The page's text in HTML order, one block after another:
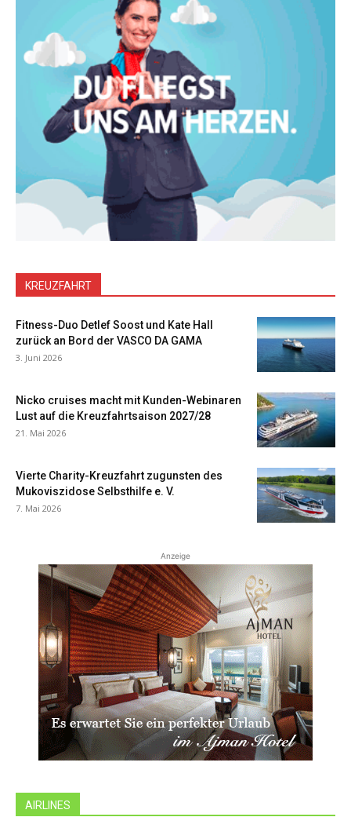
KREUZFAHRT
Fitness-Duo Detlef Soost und Kate Hall
zurück an Bord der VASCO DA GAMA
3. Juni 2026
Nicko cruises macht mit Kunden-Webinaren
Lust auf die Kreuzfahrtsaison 2027/28
21. Mai 2026
Vierte Charity-Kreuzfahrt zugunsten des
Mukoviszidose Selbsthilfe e. V.
7. Mai 2026
Anzeige
AIRLINES